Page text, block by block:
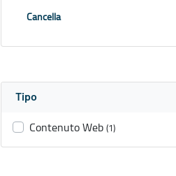
Cancella
Tipo
Contenuto Web (1)